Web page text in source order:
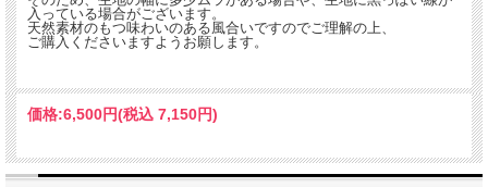
入っている場合がございます。
天然素材のもつ味わいのある風合いですのでご理解の上、
ご購入くださいますようお願します。
価格:6,500円(税込 7,150円)